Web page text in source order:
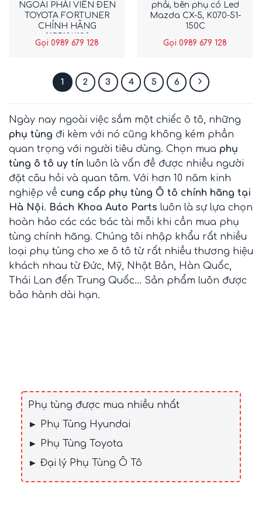
NGOÀI PHẢI VIỀN ĐEN
TOYOTA FORTUNER
CHÍNH HÃNG
Gọi 0989 679 128
phải, bên phụ có Led
Mazda CX-5, K070-51-
150C
Gọi 0989 679 128
1 2 3 4 5 6
Ngày nay ngoài việc sắm một chiếc ô tô, những
phụ tùng đi kèm với nó cũng không kém phần
quan trọng với người tiêu dùng. Chọn mua phụ
tùng ô tô uy tín luôn là vấn đề được nhiều người
đặt câu hỏi và quan tâm. Với hơn 10 năm kinh
nghiệp về cung cấp phụ tùng Ô tô chính hãng tại
Hà Nội. Bách Khoa Auto Parts luôn là sự lựa chọn
hoàn hảo các các bác tài mỗi khi cần mua phụ
tùng chính hãng. Chúng tôi nhập khẩu rất nhiều
loại phụ tùng cho xe ô tô từ rất nhiều thương hiệu
khách nhau từ Đức, Mỹ, Nhật Bản, Hàn Quốc,
Thái Lan đến Trung Quốc... Sản phẩm luôn được
bảo hành dài hạn.
Phụ tùng được mua nhiều nhất
► Phụ Tùng Hyundai
► Phụ Tùng Toyota
► Đại lý Phụ Tùng Ô Tô